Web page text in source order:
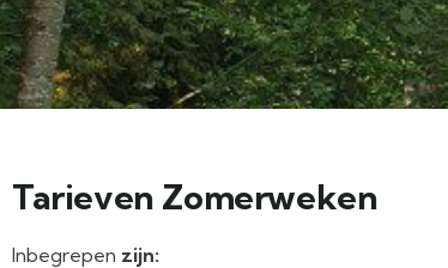
Tarieven Zomerweken
Inbegrepen zijn: